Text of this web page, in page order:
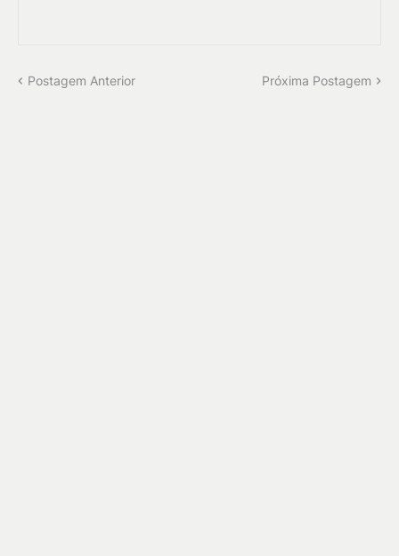
Postagem Anterior Próxima Postagem